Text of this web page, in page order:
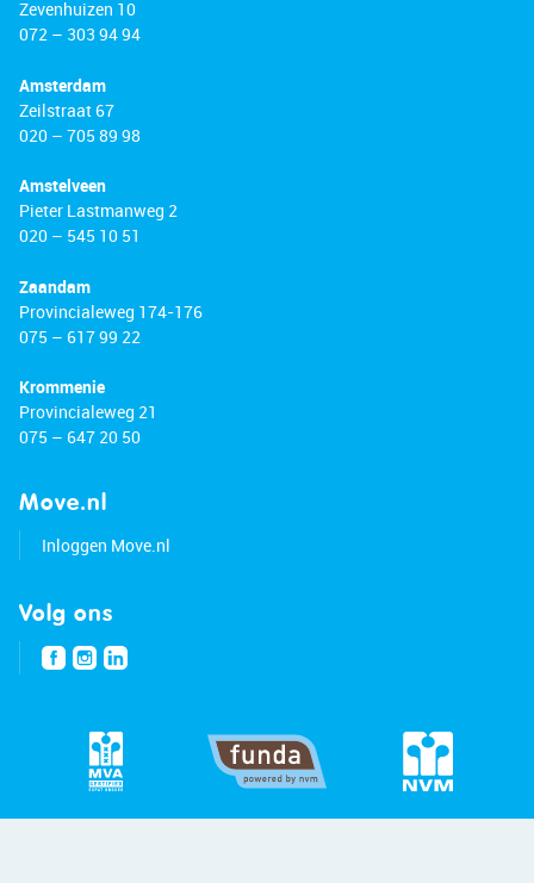
Zevenhuizen 10
072 – 303 94 94
Amsterdam
Zeilstraat 67
020 – 705 89 98
Amstelveen
Pieter Lastmanweg 2
020 – 545 10 51
Zaandam
Provincialeweg 174-176
075 – 617 99 22
Krommenie
Provincialeweg 21
075 – 647 20 50
Move.nl
Inloggen Move.nl
Volg ons